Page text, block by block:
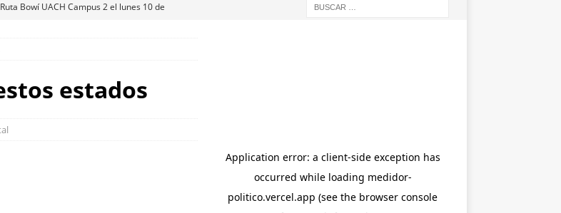
Bowí UACH Campus 2 el lunes 10 de
en alto el nombre de Chihuahua en la
estados